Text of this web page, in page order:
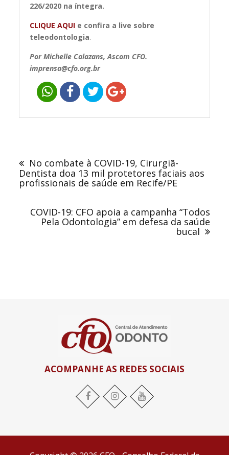
226/2020 na íntegra.
CLIQUE AQUI e confira a live sobre
teleodontologia.
Por Michelle Calazans, Ascom CFO.
imprensa@cfo.org.br
PostNo combate à COVID-19, Cirurgiã-
Dentista doa 13 mil protetores faciais aos
profissionais de saúde em Recife/PE
COVID-19: CFO apoia a campanha “Todos
Pela Odontologia” em defesa da saúde
bucal
ACOMPANHE AS REDES SOCIAIS
Facebook Instagram YouTube